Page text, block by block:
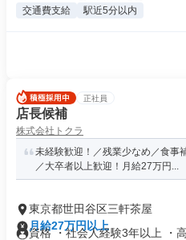
交通費支給 駅近5分以内
正社員
店長候補
株式会社トクラ
未経験歓迎！／残業少なめ／食事
／大卒者以上歓迎！月給27万円...
東京都世田谷区三軒茶屋
月給27万円以上
資格 ・社会人経験3年以上 ・